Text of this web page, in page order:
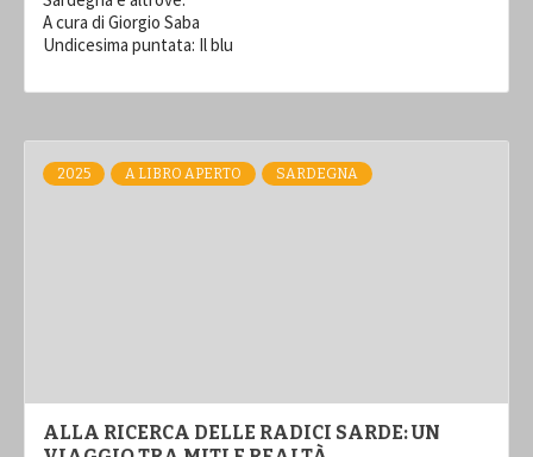
A cura di Giorgio Saba
Undicesima puntata: Il blu
2025 A LIBRO APERTO SARDEGNA
ALLA RICERCA DELLE RADICI SARDE: UN